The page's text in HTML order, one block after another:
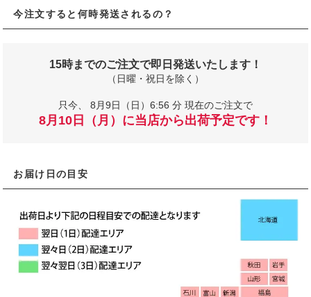
今注文すると何時発送されるの？
15時までのご注文で即日発送いたします！
（日曜・祝日を除く）
只今、 8月9日（日）6:56 分 現在のご注文で
8月10日（月）に当店から出荷予定です！
お届け日の目安